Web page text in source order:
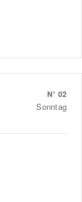
N° 02
Sonntag